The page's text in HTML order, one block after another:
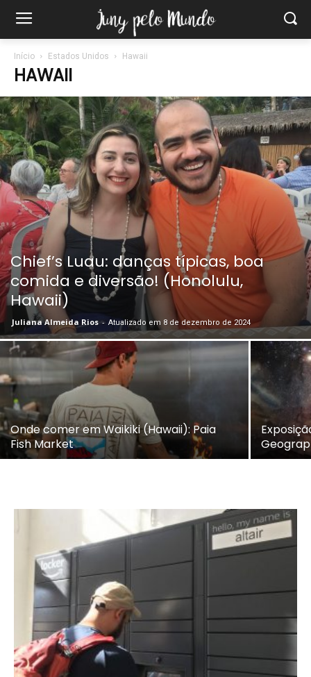
Início Estados Unidos Hawaii
HAWAII
Chief’s Luau: danças típicas, boa
comida e diversão! (Honolulu,
Hawaii)
Juliana Almeida Rios - Atualizado em 8 de dezembro de 2024
Onde comer em Waikiki (Hawaii): Paia
Fish Market